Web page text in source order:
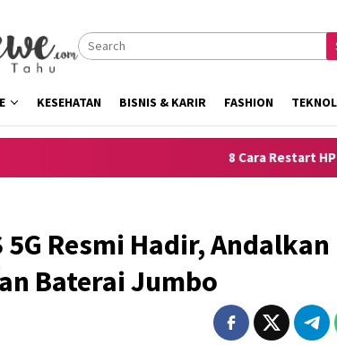
KESEHATAN BISNIS & KARIR FASHION
8 Cara Restart HP Tanpa Tombol
5G Resmi Hadir, Andalkan
Baterai Jumbo